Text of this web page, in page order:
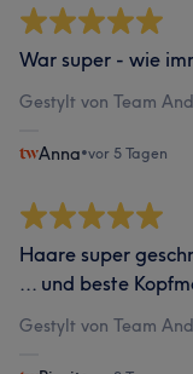
War super - wie
Gestylt von Team
Anna•vor 5 Tagen
Haare super
... und beste
Gestylt von Team